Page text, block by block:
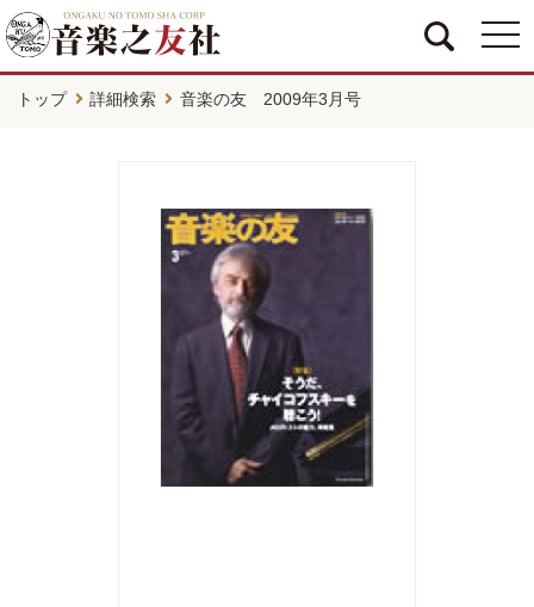
トップ 詳細検索 音楽の友 2009年3月号